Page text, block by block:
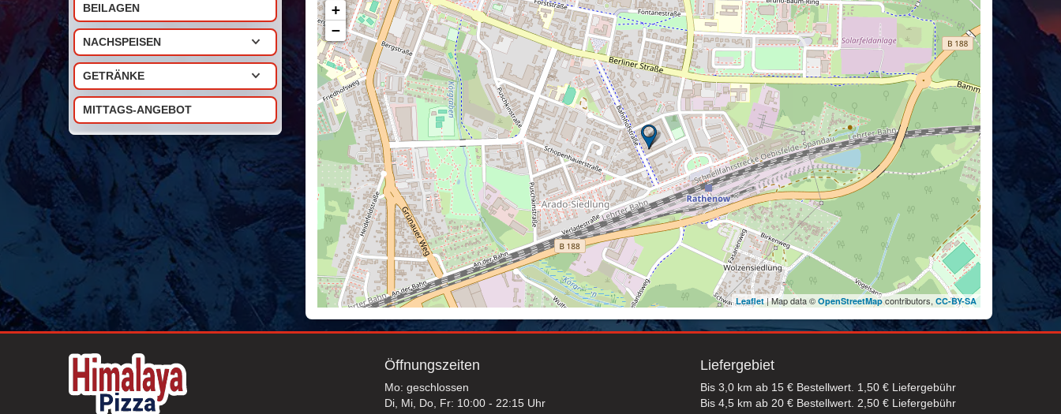
BEILAGEN
NACHSPEISEN
GETRÄNKE
MITTAGS-ANGEBOT
+
−
Leaflet| Map data © OpenStreetMapcontributors, CC-BY-SA
Öffnungszeiten
Mo: geschlossen
Di, Mi, Do, Fr: 10:00 - 22:15 Uhr
Liefergebiet
Bis 3,0 km ab 15 € Bestellwert. 1,50 € Liefergebühr
Bis 4,5 km ab 20 € Bestellwert. 2,50 € Liefergebühr